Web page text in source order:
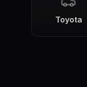
Toyota